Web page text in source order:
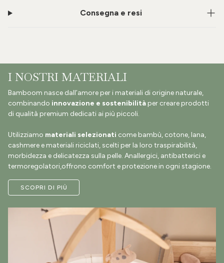
Consegna e resi
I NOSTRI MATERIALI
Bamboom nasce dall’amore per i materiali di origine naturale,
combinando innovazione e sostenibilità per creare prodotti
di qualità premium dedicati ai più piccoli.
Utilizziamo materiali selezionati come bambù, cotone, lana,
cashmere e materiali riciclati, scelti per la loro traspirabilità,
morbidezza e delicatezza sulla pelle. Anallergici, antibatterici e
termoregolatori,offrono comfort e protezione in ogni stagione.
SCOPRI DI PIÙ